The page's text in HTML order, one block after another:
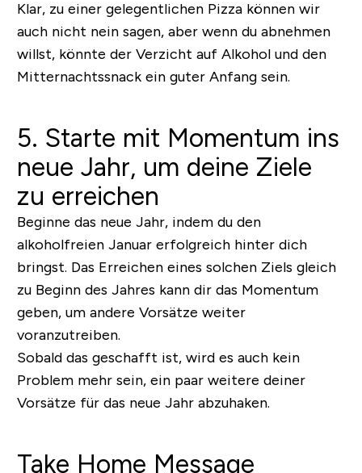
Klar, zu einer gelegentlichen Pizza können wir
auch nicht nein sagen, aber wenn du abnehmen
willst, könnte der Verzicht auf Alkohol und den
Mitternachtssnack ein guter Anfang sein.
5. Starte mit Momentum ins
neue Jahr, um deine Ziele
zu erreichen
Beginne das neue Jahr, indem du den
alkoholfreien Januar erfolgreich hinter dich
bringst. Das Erreichen eines solchen Ziels gleich
zu Beginn des Jahres kann dir das Momentum
geben, um andere Vorsätze weiter
voranzutreiben.
Sobald das geschafft ist, wird es auch kein
Problem mehr sein, ein paar weitere deiner
Vorsätze für das neue Jahr abzuhaken.
Take Home Message